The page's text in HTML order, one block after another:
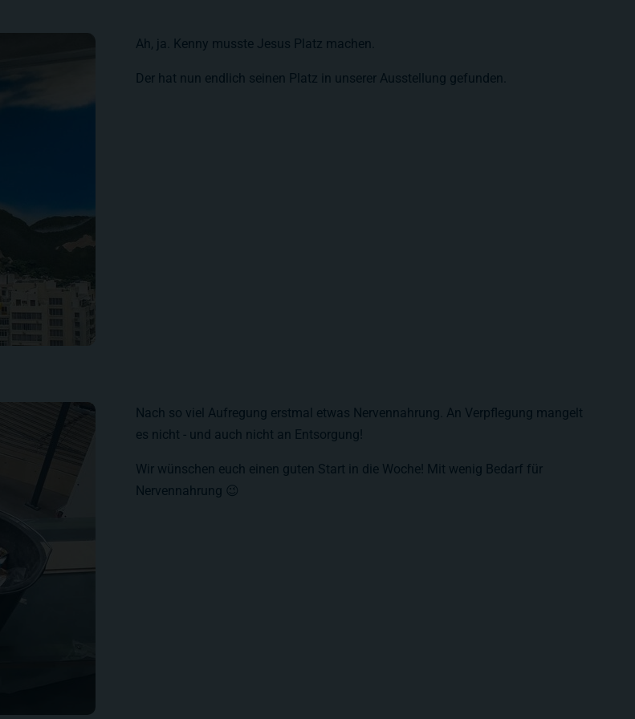
Ah, ja. Kenny musste Jesus Platz machen.
Der hat nun endlich seinen Platz in unserer Ausstellung gefunden.
Nach so viel Aufregung erstmal etwas Nervennahrung. An Verpflegung mangelt
es nicht - und auch nicht an Entsorgung!
Wir wünschen euch einen guten Start in die Woche! Mit wenig Bedarf für
Nervennahrung 😉